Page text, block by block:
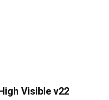
Visible v22